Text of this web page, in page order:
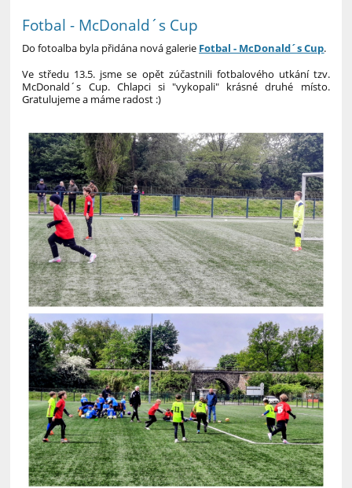
Fotbal - McDonald´s Cup
Do fotoalba byla přidána nová galerie Fotbal - McDonald´s Cup.
Ve středu 13.5. jsme se opět zúčastnili fotbalového utkání tzv.
McDonald´s Cup. Chlapci si "vykopali" krásné druhé místo.
Gratulujeme a máme radost :)